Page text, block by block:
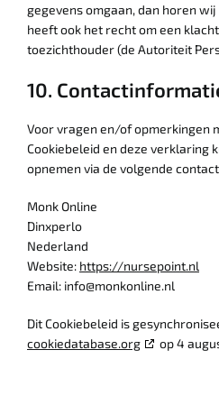
gegevens omgaan, dan horen
heeft ook het recht om een
toezichthouder (de Autoriteit
10.
Voor vragen en/of opmerkingen
Cookiebeleid en deze verklaring
opnemen via de volgende
Monk Online
Dinxperlo
Nederland
Website: https://nursepoint.nl
Email: info@monkonline.nl
Dit Cookiebeleid is
cookiedatabase.org
op 4